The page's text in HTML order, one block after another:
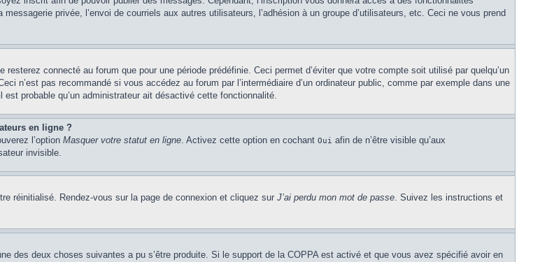
privée, l’envoi de courriels aux autres utilisateurs, l’adhésion à un groupe d’utilisateurs, etc. Ceci ne vous prend
resterez connecté au forum que pour une période prédéfinie. Ceci permet d’éviter que votre compte soit utilisé par quelqu’un
n’est pas recommandé si vous accédez au forum par l’intermédiaire d’un ordinateur public, comme par exemple dans une
probable qu’un administrateur ait désactivé cette fonctionnalité.
en ligne ?
l’option Masquer votre statut en ligne. Activez cette option en cochant Oui afin de n’être visible qu’aux
invisible.
réinitialisé. Rendez-vous sur la page de connexion et cliquez sur J’ai perdu mon mot de passe. Suivez les instructions et
des deux choses suivantes a pu s’être produite. Si le support de la COPPA est activé et que vous avez spécifié avoir en